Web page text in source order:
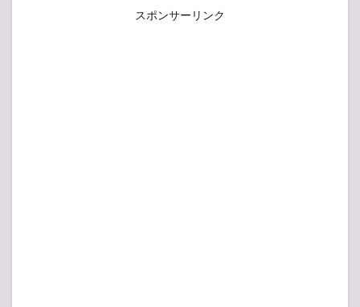
スポンサーリンク